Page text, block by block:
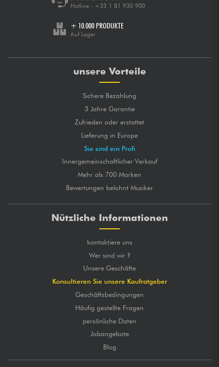
Hotline : +33 1 81 930 900
+ 10.000 PRODUKTE
Auf Lager
unsere Vorteile
Sichere Bezahlung
3 Jahre Garantie
Zufrieden oder erstattet
Lieferung in Europe
Sie sind ein Profi
Innergemeinschaftlicher Verkauf
Mehr als 700 Marken
Bewertungen belohnt Musiker
Nützliche Informationen
kontaktiere uns
Wer sind wir ?
Unsere Geschäfte
Konsultieren Sie unsere Kaufratgeber
Geschäftsbedingungen
Häufig gestellte Fragen
persönliche Daten
Jobangebote
Blog